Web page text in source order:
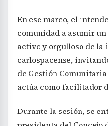
En ese marco, el
comunidad a asumir
activo y orgulloso de la
carlospacense,
de Gestión
actúa como facilitador
Durante la sesión, se